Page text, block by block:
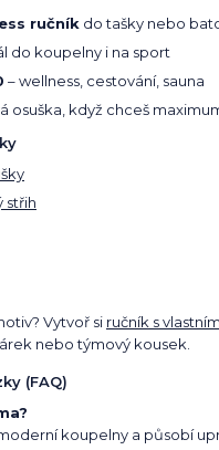
ručník do tašky nebo
do koupelny i na sport
– wellness, cestování, sauna
osuška, když chceš
střih
Vytvoř si ručník s
nebo týmový kousek.
(FAQ)
koupelny a působí